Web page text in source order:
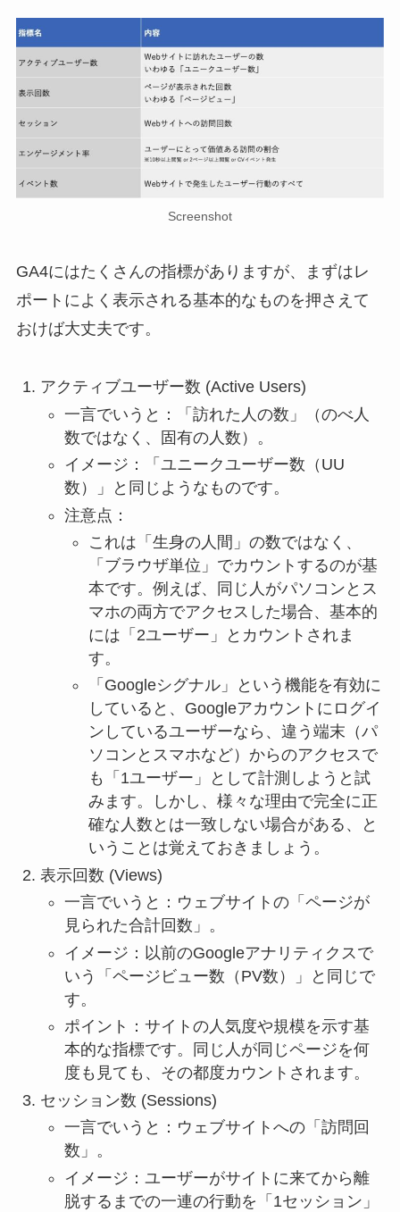
Screenshot
GA4にはたくさんの指標がありますが、まずはレ
ポートによく表示される基本的なものを押さえて
おけば大丈夫です。
アクティブユーザー数 (Active Users)
一言でいうと：「訪れた人の数」（のべ人
数ではなく、固有の人数）。
イメージ：「ユニークユーザー数（UU
数）」と同じようなものです。
注意点：
これは「生身の人間」の数ではなく、
「ブラウザ単位」でカウントするのが基
本です。例えば、同じ人がパソコンとス
マホの両方でアクセスした場合、基本的
には「2ユーザー」とカウントされま
す。
「Googleシグナル」という機能を有効に
していると、Googleアカウントにログイ
ンしているユーザーなら、違う端末（パ
ソコンとスマホなど）からのアクセスで
も「1ユーザー」として計測しようと試
みます。しかし、様々な理由で完全に正
確な人数とは一致しない場合がある、と
いうことは覚えておきましょう。
表示回数 (Views)
一言でいうと：ウェブサイトの「ページが
見られた合計回数」。
イメージ：以前のGoogleアナリティクスで
いう「ページビュー数（PV数）」と同じで
す。
ポイント：サイトの人気度や規模を示す基
本的な指標です。同じ人が同じページを何
度も見ても、その都度カウントされます。
セッション数 (Sessions)
一言でいうと：ウェブサイトへの「訪問回
数」。
イメージ：ユーザーがサイトに来てから離
脱するまでの一連の行動を「1セッション」